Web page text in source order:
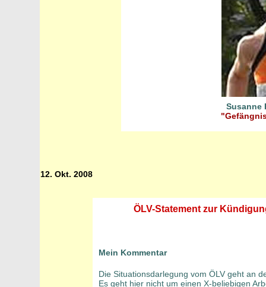
Susanne
12. Okt. 2008
ÖLV-Statement zur
Mein Kommentar
Die Situationsdarlegung vom ÖLV geht an
Es geht hier nicht um einen X-beliebigen